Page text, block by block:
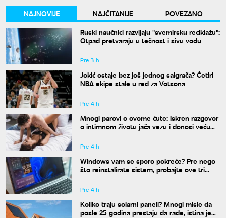
NAJNOVIJE NAJČITANIJE
POVEZANO
Ruski naučnici razvijaju "svemirsku reciklažu":
Otpad pretvaraju u tečnost i sivu vodu
Pre 3 h
Jokić ostaje bez još jednog saigrača? Četiri
NBA ekipe stale u red za Votsona
Pre 4 h
Mnogi parovi o ovome ćute: Iskren razgovor
o intimnom životu jača vezu i donosi veću
Pre 4 h
Windows vam se sporo pokreće? Pre nego
što reinstalirate sistem, probajte ove tri
Pre 4 h
Koliko traju solarni paneli? Mnogi misle da
posle 25 godina prestaju da rade, istina je